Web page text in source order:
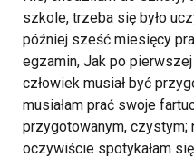
szkole, trzeba się było
później sześć miesięcy
egzamin, Jak po
człowiek musiał być
musiałam prać swoje
przygotowanym, czystym;
oczywiście spotykałam